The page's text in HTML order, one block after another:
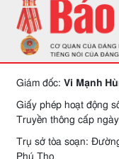
Giám đốc: Vi Mạnh
Giấy phép hoạt động
Truyền thông cấp
Trụ sở tòa soạn:
Phú Thọ